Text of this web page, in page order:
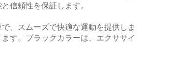
信頼性を保証します。
、スムーズで快適な運動を提供しま
す。ブラックカラーは、エクササイ